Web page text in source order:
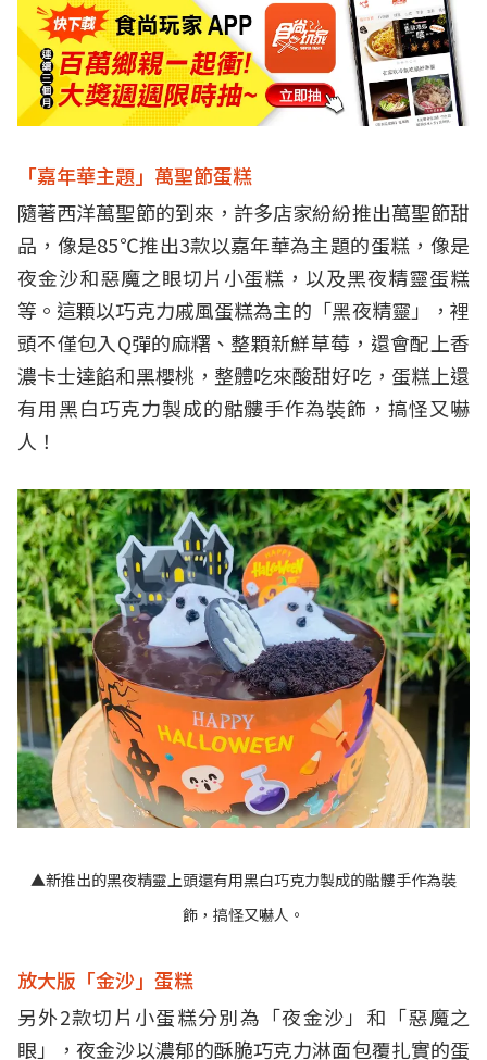
「嘉年華主題」萬聖節蛋糕
隨著西洋萬聖節的到來，許多店家紛紛推出萬聖節甜
品，像是85℃推出3款以嘉年華為主題的蛋糕，像是
夜金沙和惡魔之眼切片小蛋糕，以及黑夜精靈蛋糕
等。這顆以巧克力戚風蛋糕為主的「黑夜精靈」，裡
頭不僅包入Q彈的麻糬、整顆新鮮草莓，還會配上香
濃卡士達餡和黑櫻桃，整體吃來酸甜好吃，蛋糕上還
有用黑白巧克力製成的骷髏手作為裝飾，搞怪又嚇
人！
▲新推出的黑夜精靈上頭還有用黑白巧克力製成的骷髏手作為裝
飾，搞怪又嚇人。
放大版「金沙」蛋糕
另外2款切片小蛋糕分別為「夜金沙」和「惡魔之
眼」，夜金沙以濃郁的酥脆巧克力淋面包覆扎實的蛋